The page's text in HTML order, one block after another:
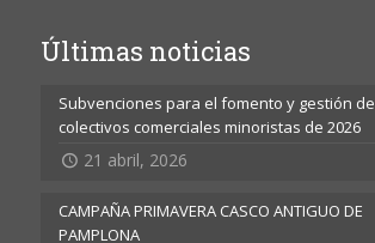
Últimas noticias
Subvenciones para el fomento y gestión de
colectivos comerciales minoristas de 2026
21 abril, 2026
CAMPAÑA PRIMAVERA CASCO ANTIGUO DE
PAMPLONA